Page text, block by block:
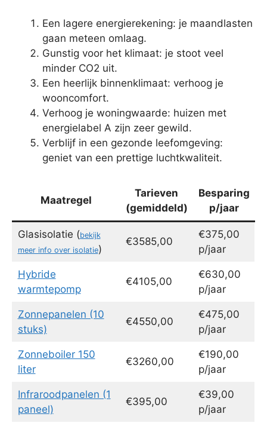
Een lagere energierekening: je maandlasten
gaan meteen omlaag.
Gunstig voor het klimaat: je stoot veel
minder CO2 uit.
Een heerlijk binnenklimaat: verhoog je
wooncomfort.
Verhoog je woningwaarde: huizen met
energielabel A zijn zeer gewild.
Verblijf in een gezonde leefomgeving:
geniet van een prettige luchtkwaliteit.
Maatregel
Tarieven
(gemiddeld)
Besparing
p/jaar
Glasisolatie (bekijk
meer info over isolatie)
€3585,00
€375,00
p/jaar
Hybride
warmtepomp
€4105,00
€630,00
p/jaar
Zonnepanelen (10
stuks)
€4550,00
€475,00
p/jaar
Zonneboiler 150
liter
€3260,00
€190,00
p/jaar
Infraroodpanelen (1
paneel)
€395,00
€39,00
p/jaar